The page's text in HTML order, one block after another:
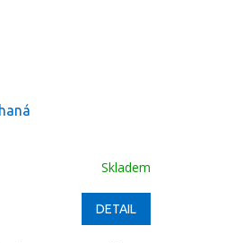
Skladem
DETAIL